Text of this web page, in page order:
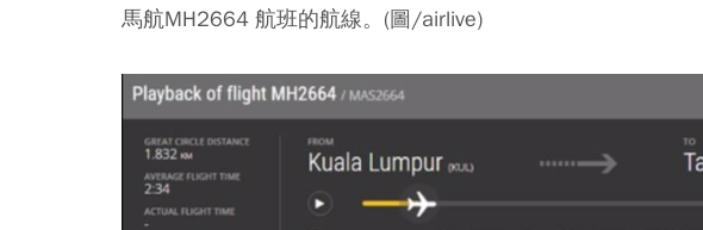
馬航MH2664 航班的航線。(圖/airlive)